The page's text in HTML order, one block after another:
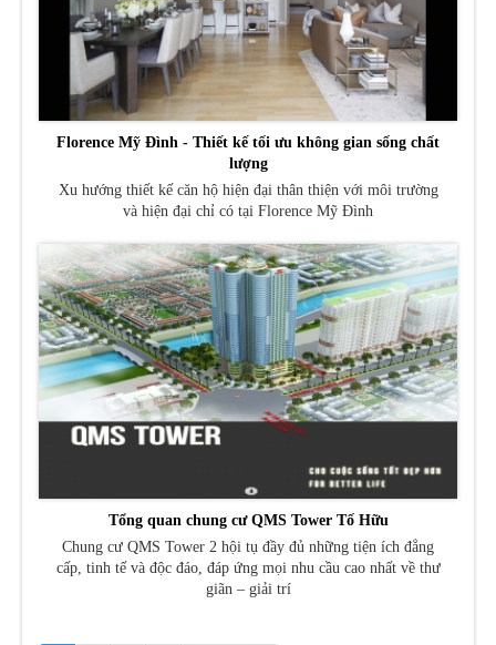
Florence Mỹ Đình - Thiết kế tối ưu không gian sống chất
lượng
Xu hướng thiết kế căn hộ hiện đại thân thiện với môi trường
và hiện đại chỉ có tại Florence Mỹ Đình
Tổng quan chung cư QMS Tower Tố Hữu
Chung cư QMS Tower 2 hội tụ đầy đủ những tiện ích đẳng
cấp, tinh tế và độc đáo, đáp ứng mọi nhu cầu cao nhất về thư
giãn – giải trí